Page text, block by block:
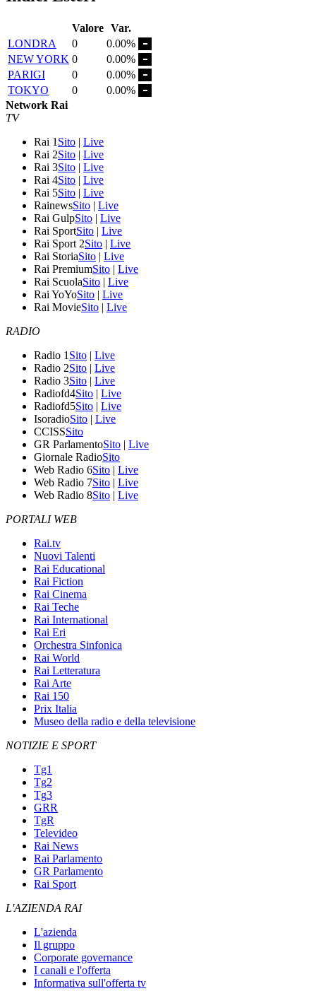
Valore Var.
LONDRA
0
0.00%
NEW YORK 0
0.00%
PARIGI
0
0.00%
TOKYO
0
0.00%
Network Rai
TV
Rai 1 Sito | Live
Rai 2Sito | Live
Rai 3Sito | Live
Rai 4Sito | Live
Rai 5Sito | Live
RainewsSito | Live
Rai GulpSito | Live
Rai SportSito | Live
Rai Sport 2Sito | Live
Rai StoriaSito | Live
Rai PremiumSito | Live
Rai ScuolaSito | Live
Rai YoYoSito | Live
Rai MovieSito | Live
RADIO
Radio 1 Sito | Live
Radio 2Sito | Live
Radio 3Sito | Live
Radiofd4Sito | Live
Radiofd5Sito | Live
IsoradioSito | Live
CCISSSito
GR ParlamentoSito | Live
Giornale RadioSito
Web Radio 6Sito | Live
Web Radio 7Sito | Live
Web Radio 8Sito | Live
PORTALI WEB
Rai.tv
Nuovi Talenti
Rai Educational
Rai Fiction
Rai Cinema
Rai Teche
Rai International
Rai Eri
Orchestra Sinfonica
Rai World
Rai Letteratura
Rai Arte
Rai 150
Prix Italia
Museo della radio e della televisione
NOTIZIE E SPORT
Tg1
Tg2
Tg3
GRR
TgR
Televideo
Rai News
Rai Parlamento
GR Parlamento
Rai Sport
L'AZIENDA RAI
L'azienda
Il gruppo
Corporate governance
I canali e l'offerta
Informativa sull'offerta tv